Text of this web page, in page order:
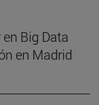
Big Data
en Madrid